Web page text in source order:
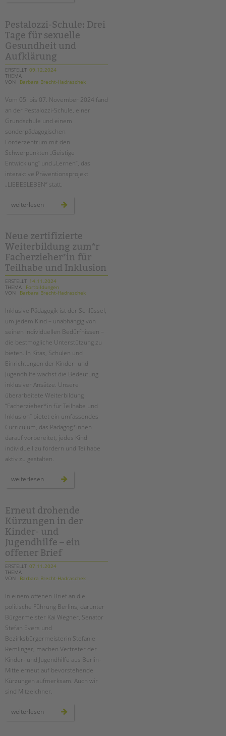
Magazin
KONTAKT
Impressum
Datenschutz
Hinweisgebersystem
Intranet
Pestalozzi-Schule: Drei
Tage für sexuelle
Gesundheit und
Aufklärung
ERSTELLT 09.12.2024
THEMA
VON
Barbara Brecht-Hadraschek
Vom 05. bis 07. November 2024 fand
an der Pestalozzi-Schule, einer
Grundschule und einem
sonderpädagogischen
Förderzentrum mit den
Schwerpunkten „Geistige
Entwicklung“ und „Lernen“, das
interaktive Präventionsprojekt
„LIEBESLEBEN“ statt.
weiterlesen pestalozzi-
sexuelle
gesundheit
und
aufklärung
Neue zertifizierte
Weiterbildung zum*r
Facherzieher*in für
Teilhabe und Inklusion
ERSTELLT 14.11.2024
THEMA
Fortbildungen
VON
Barbara Brecht-Hadraschek
Inklusive Pädagogik ist der Schlüssel,
um jedem Kind – unabhängig von
seinen individuellen Bedürfnissen –
die bestmögliche Unterstützung zu
bieten. In Kitas, Schulen und
Einrichtungen der Kinder- und
Jugendhilfe wächst die Bedeutung
inklusiver Ansätze. Unsere
überarbeitete Weiterbildung
“Facherzieher*in für Teilhabe und
Inklusion” bietet ein umfassendes
Curriculum, das Pädagog*innen
darauf vorbereitet, jedes Kind
individuell zu fördern und Teilhabe
aktiv zu gestalten.
weiterlesen
zertifizierte
für
teilhabe
und
inklusion
Erneut drohende
Kürzungen in der
Kinder- und
Jugendhilfe – ein
offener Brief
ERSTELLT 07.11.2024
THEMA
VON
Barbara Brecht-Hadraschek
In einem offenen Brief an die
politische Führung Berlins, darunter
Bürgermeister Kai Wegner, Senator
Stefan Evers und
Bezirksbürgermeisterin Stefanie
Remlinger, machen Vertreter der
Kinder- und Jugendhilfe aus Berlin-
Mitte erneut auf bevorstehende
Kürzungen aufmerksam. Auch wir
sind Mitzeichner.
weiterlesen erneut
drohende